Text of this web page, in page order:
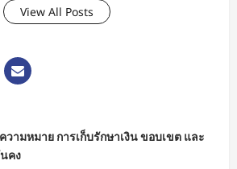
View All Posts
ามหมาย การเก็บรักษาเงิน ขอบเขต และ
คง